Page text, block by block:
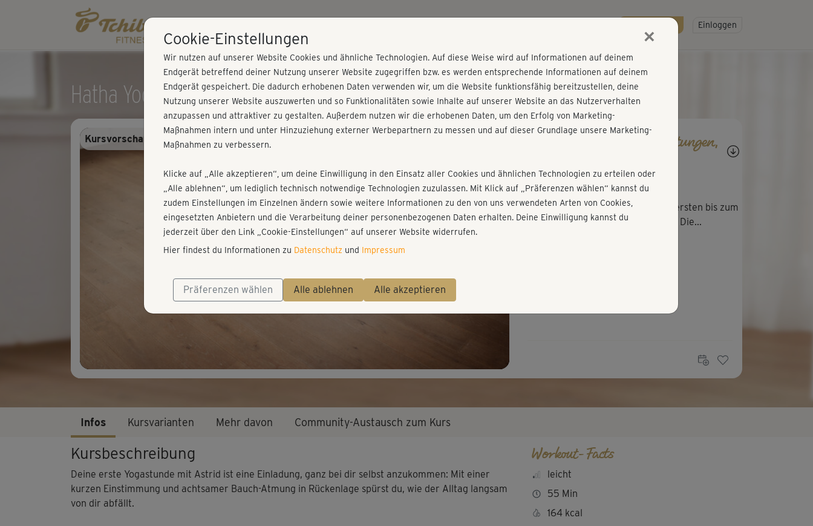
Gratis testen! Einloggen
Hatha Yoga mit Astrid – Kurs 1
Play
Video
Kursvorschau - Anmelden und alles trainieren!
Fragen, Antworten, Bewertungen,
M
Manuela930
Ein ganz wunderbarer Kurs. Vom ersten bis zum
letzten Atemzug sehr gut geführt. Die...
Infos Kursvarianten Mehr davon Community-Austausch zum Kurs
Kursbeschreibung
Deine erste Yogastunde mit Astrid ist eine Einladung, ganz bei dir selbst anzukommen: Mit einer
kurzen Einstimmung und achtsamer Bauch-Atmung in Rückenlage spürst du, wie der Alltag langsam
von dir abfällt.
Workout-Facts
leicht
55 Min
164 kcal
Cookie-Einstellungen ×
Wir nutzen auf unserer Website Cookies und ähnliche Technologien. Auf diese Weise wird auf Informationen auf deinem
Endgerät betreffend deiner Nutzung unserer Website zugegriffen bzw. es werden entsprechende Informationen auf deinem
Endgerät gespeichert. Die dadurch erhobenen Daten verwenden wir, um die Website funktionsfähig bereitzustellen, deine
Nutzung unserer Website auszuwerten und so Funktionalitäten sowie Inhalte auf unserer Website an das Nutzerverhalten
anzupassen und attraktiver zu gestalten. Außerdem nutzen wir die erhobenen Daten, um den Erfolg von Marketing-
Maßnahmen intern und unter Hinzuziehung externer Werbepartnern zu messen und auf dieser Grundlage unsere Marketing-
Maßnahmen zu verbessern.
Klicke auf „Alle akzeptieren“, um deine Einwilligung in den Einsatz aller Cookies und ähnlichen Technologien zu erteilen oder
„Alle ablehnen“, um lediglich technisch notwendige Technologien zuzulassen. Mit Klick auf „Präferenzen wählen“ kannst du
zudem Einstellungen im Einzelnen ändern sowie weitere Informationen zu den von uns verwendeten Arten von Cookies,
eingesetzten Anbietern und die Verarbeitung deiner personenbezogenen Daten erhalten. Deine Einwilligung kannst du
jederzeit über den Link „Cookie-Einstellungen“ auf unserer Website widerrufen.
Hier findest du Informationen zu Datenschutz und Impressum
Präferenzen wählen Alle ablehnen Alle akzeptieren